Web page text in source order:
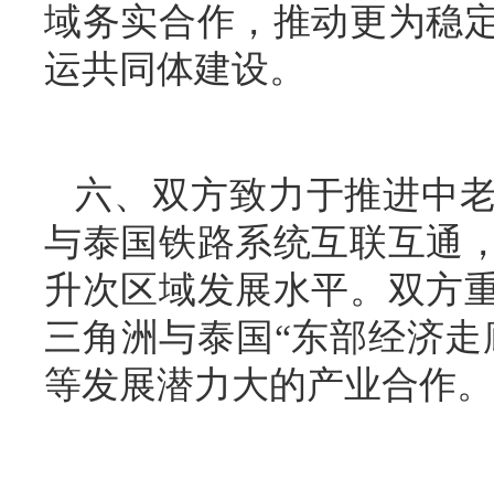
域务实合作，推动更为稳
运共同体建设。
六、双方致力于推进中
与泰国铁路系统互联互通
升次区域发展水平。双方
三角洲与泰国“东部经济
等发展潜力大的产业合作。